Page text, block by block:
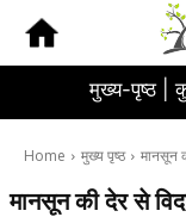
मुख्य-पृष्ठ |
Home मुख्य पृष्ठ मानसून
मानसून की देर से